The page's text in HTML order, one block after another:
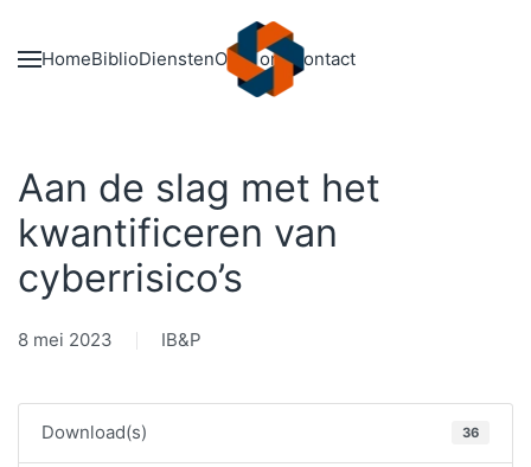
Skip to main content
HomeBiblioDienstenOver onsContact
Aan de slag met het
kwantificeren van
cyberrisico’s
8 mei 2023 IB&P
Download(s) 36